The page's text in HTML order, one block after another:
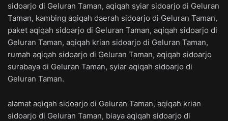
sidoarjo di Geluran Taman, aqiqah syiar sidoarjo di Geluran
Taman, kambing aqiqah daerah sidoarjo di Geluran Taman,
paket aqiqah sidoarjo di Geluran Taman, aqiqah sidoarjo di
Geluran Taman, aqiqah krian sidoarjo di Geluran Taman,
rumah aqiqah sidoarjo di Geluran Taman, aqiqah sidoarjo
surabaya di Geluran Taman, syiar aqiqah sidoarjo di
Geluran Taman.
alamat aqiqah sidoarjo di Geluran Taman, aqiqah krian
sidoarjo di Geluran Taman, biaya aqiqah sidoarjo di